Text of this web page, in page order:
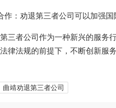
作：劝退第三者公司可以加强
三者公司作为一种新兴的服务
律法规的前提下，不断创新服
曲靖劝退第三者公司